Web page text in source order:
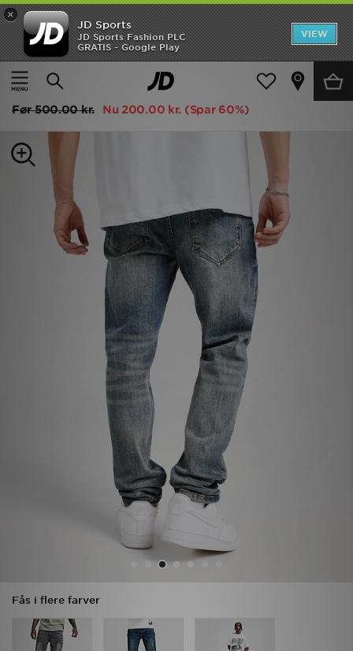
×
JD Sports
JD Sports Fashion PLC
GRATIS - Google Play
VIEW
Hjem
Herrer Herretøj Jeans
Supply & Demand Washed Core Slim Jeans
Før500.00 kr. Nu 200.00 kr. (Spar 60%)
Fås i flere farver
Hjem
UDSALG
Herrer
Damer
Bestsellers
Download JD app'en
Hjælp & information